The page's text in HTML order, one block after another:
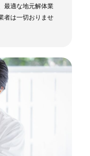
最適な地元解体業
者は一切おりませ